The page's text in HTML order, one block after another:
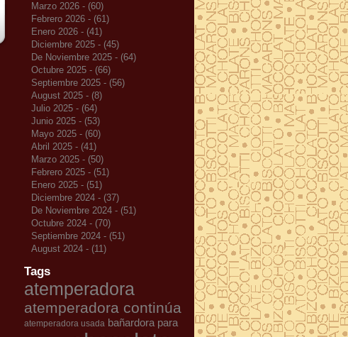
Marzo 2026 - (60)
Febrero 2026 - (61)
Enero 2026 - (41)
Diciembre 2025 - (45)
De Noviembre 2025 - (64)
Octubre 2025 - (66)
Septiembre 2025 - (56)
August 2025 - (8)
Julio 2025 - (64)
Junio 2025 - (53)
Mayo 2025 - (60)
Abril 2025 - (41)
Marzo 2025 - (50)
Febrero 2025 - (51)
Enero 2025 - (51)
Diciembre 2024 - (37)
De Noviembre 2024 - (51)
Octubre 2024 - (70)
Septiembre 2024 - (51)
August 2024 - (11)
Tags
atemperadora
atemperadora continúa
atemperadora usada bañardora para